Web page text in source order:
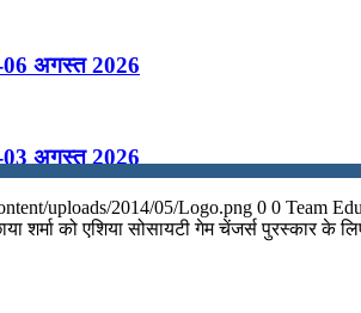
अगस्त 2026
अगस्त 2026
जुलाई 2026
uploads/2014/05/Logo.png 0 0 Team
शर्मा को एशिया सोसायटी गेम चेंजर्स पुरस्कार के